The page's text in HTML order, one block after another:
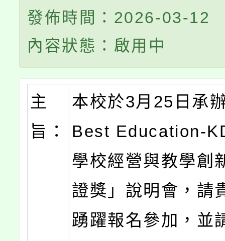
發佈時間：2026-03-12
內容狀態：啟用中
主
旨：
本校於3月25日承
Best Education-
學校經營與教學創
證獎」說明會，請
踴躍報名參加，並